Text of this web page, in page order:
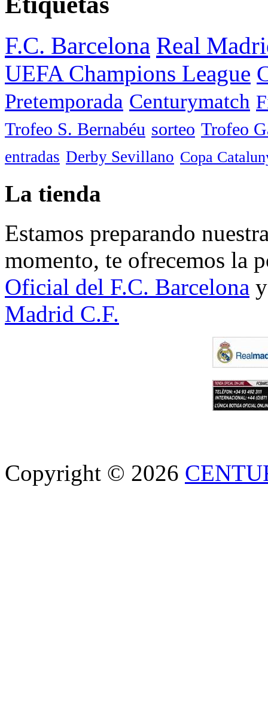
F.C. Barcelona Real
UEFA Champions League
Pretemporada Centurymatch
Trofeo S. Bernabéu sorteo Trofeo
entradas Derby Sevillano Copa
La tienda
Estamos preparando
momento, te ofrecemos la
Oficial del F.C. Barcelona
Madrid C.F.
Copyright © 2026